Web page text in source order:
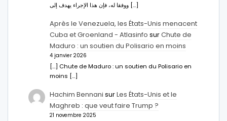
ووفقا له، فإن هذا الإجراء يهدف إلى […]
Après le Venezuela, les États-Unis menacent
Cuba et Groenland - Atlasinfo surChute de
Maduro : un soutien du Polisario en moins
4 janvier 2026
[…] Chute de Maduro : un soutien du Polisario en
moins […]
Hachim Bennani surLes États-Unis et le
Maghreb : que veut faire Trump ?
21 novembre 2025